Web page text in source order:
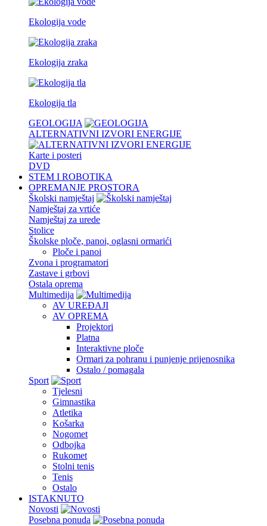
Ekologija vode
Ekologija zraka
Ekologija tla
GEOLOGIJA
ALTERNATIVNI IZVORI ENERGIJE
Karte i posteri
DVD
STEM I ROBOTIKA
OPREMANJE PROSTORA
Školski namještaj
Namještaj za vrtiće
Namještaj za urede
Stolice
Školske ploče, panoi, oglasni ormarići
Ploče i panoi
Zvona i programatori
Zastave i grbovi
Ostala oprema
Multimedija
AV UREĐAJI
AV OPREMA
Projektori
Platna
Interaktivne ploče
Ormari za pohranu i punjenje prijenosnika
Ostalo / pomagala
Sport
Tjelesni
Gimnastika
Atletika
Košarka
Nogomet
Odbojka
Rukomet
Stolni tenis
Tenis
Ostalo
ISTAKNUTO
Novosti
Posebna ponuda